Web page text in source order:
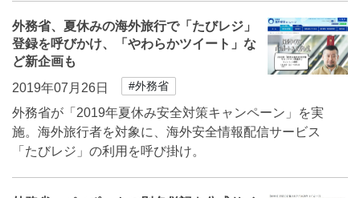
外務省、夏休みの海外旅行で「たびレジ」
登録を呼びかけ、「やわらかツイート」な
ど新企画も
2019年07月26日
#外務省
外務省が「2019年夏休み安全対策キャンペーン」を実
施。海外旅行者を対象に、海外安全情報配信サービス
「たびレジ」の利用を呼び掛け。